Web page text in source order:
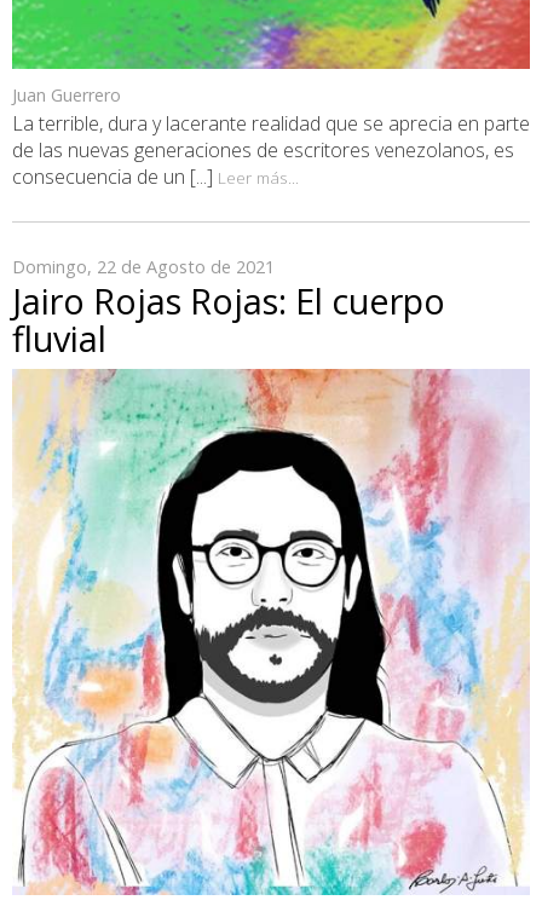
Juan Guerrero
La terrible, dura y lacerante realidad que se aprecia en parte
de las nuevas generaciones de escritores venezolanos, es
consecuencia de un [...] Leer más...
Domingo, 22 de Agosto de 2021
Jairo Rojas Rojas: El cuerpo
fluvial